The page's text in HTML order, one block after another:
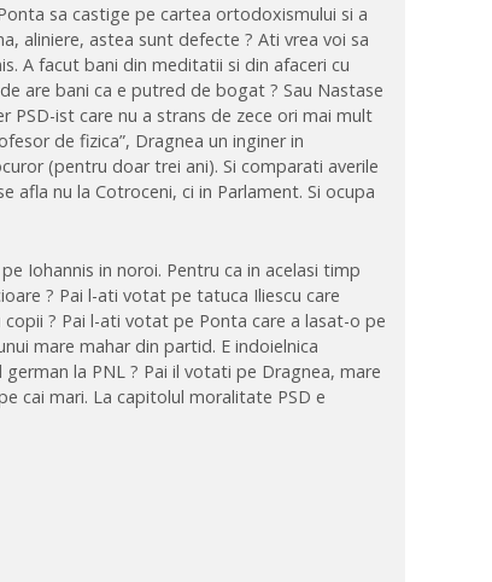
sa castige pe cartea ortodoxismului si a
aliniere, astea sunt defecte ? Ati vrea voi sa
A facut bani din meditatii si din afaceri cu
are bani ca e putred de bogat ? Sau Nastase
PSD-ist care nu a strans de zece ori mai mult
de fizica”, Dragnea un inginer in
(pentru doar trei ani). Si comparati averile
afla nu la Cotroceni, ci in Parlament. Si ocupa
Iohannis in noroi. Pentru ca in acelasi timp
? Pai l-ati votat pe tatuca Iliescu care
copii ? Pai l-ati votat pe Ponta care a lasat-o pe
mare mahar din partid. E indoielnica
la PNL ? Pai il votati pe Dragnea, mare
cai mari. La capitolul moralitate PSD e